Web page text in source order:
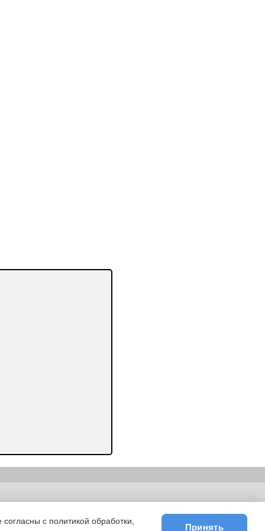
|E-mail
с политикой обработки,
Принять